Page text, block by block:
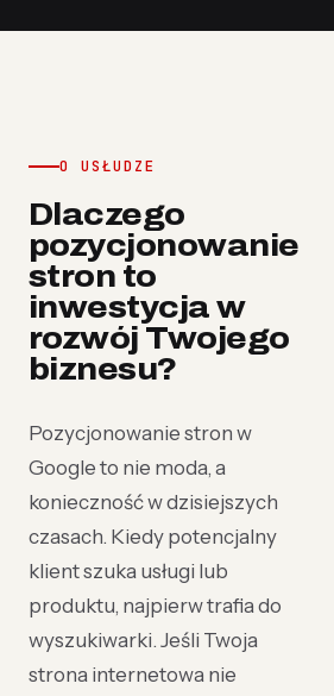
O USŁUDZE
Dlaczego
pozycjonowanie
stron to
inwestycja w
rozwój Twojego
biznesu?
Pozycjonowanie stron w
Google to nie moda, a
konieczność w dzisiejszych
czasach. Kiedy potencjalny
klient szuka usługi lub
produktu, najpierw trafia do
wyszukiwarki. Jeśli Twoja
strona internetowa nie